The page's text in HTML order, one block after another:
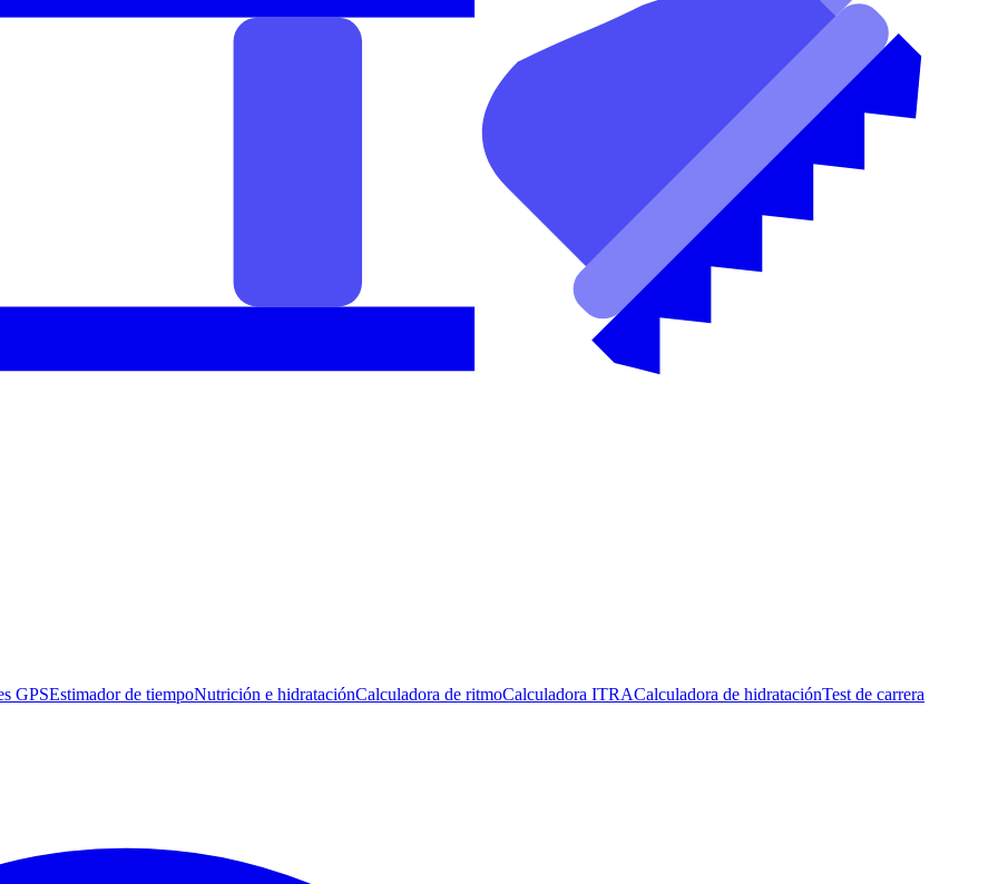
GPSEstimador de tiempoNutrición e hidrataciónCalculadora de ritmoCalculadora ITRACalculadora de hidrataciónTest de carrera